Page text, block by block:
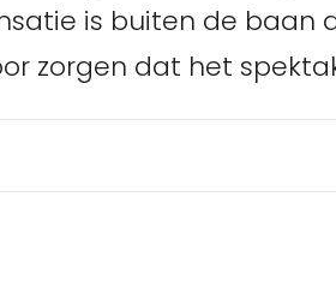
is buiten de baan
zorgen dat het